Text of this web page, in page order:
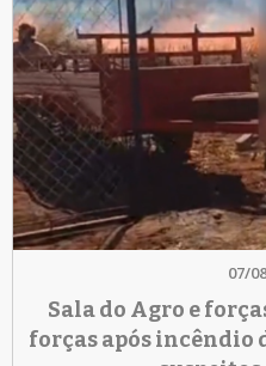
07/
Sala do Agro e
forças após incêndio